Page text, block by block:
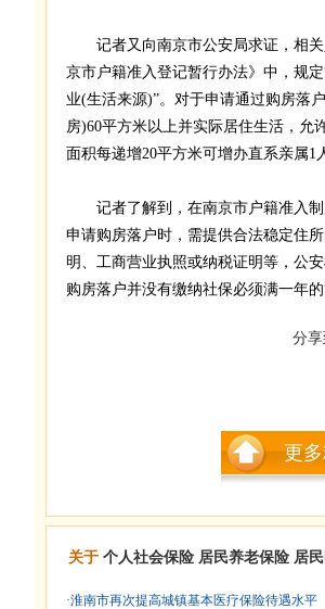
记者又向南京市公安局求证，相关
京市户籍准入登记暂行办法》中，规
业(生活来源)”。对于申请通过购房落
房)60平方米以上并实际居住生活，允
面积每递增20平方米可增办直系亲属1
记者了解到，在南京市户籍准入制
申请购房落户时，需提供合法稳定住
明、工商营业执照或纳税证明等，公
购房落户并没有缴纳社保必须满一年的
分享
更
关于 个人社会保险 居民养老保险 居
·淮南市再次提高城镇基本医疗保险待遇水平